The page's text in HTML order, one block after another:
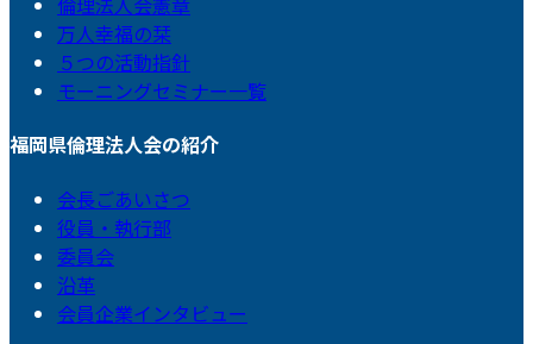
万人幸福の栞
５つの活動指針
モーニングセミナー一覧
福岡県倫理法人会の紹介
会長ごあいさつ
役員・執行部
委員会
沿革
会員企業インタビュー